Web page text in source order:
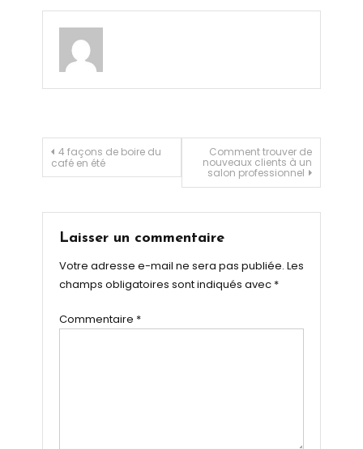
Navigation
l’article
4 façons de boire du
café en été
Comment trouver de
nouveaux clients à un
salon professionnel
Laisser un commentaire
Votre adresse e-mail ne sera pas publiée. Les
champs obligatoires sont indiqués avec *
Commentaire *